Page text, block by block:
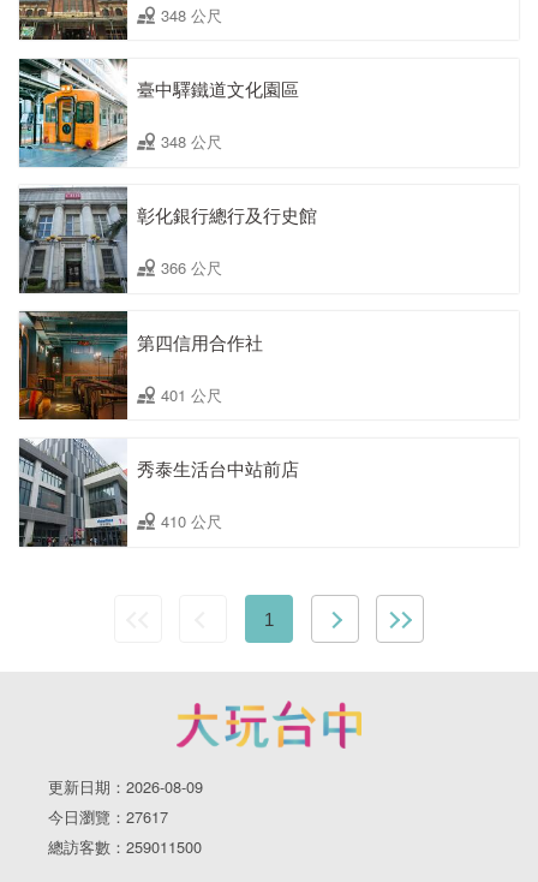
348 公尺
臺中驛鐵道文化園區
348 公尺
彰化銀行總行及行史館
366 公尺
第四信用合作社
401 公尺
秀泰生活台中站前店
410 公尺
1
更新日期：2026-08-09
今日瀏覽：27617
總訪客數：259011500